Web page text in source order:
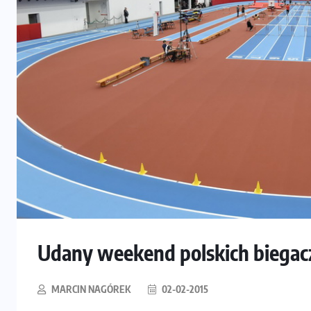
Udany weekend polskich
MARCIN NAGÓREK 02-02-2015